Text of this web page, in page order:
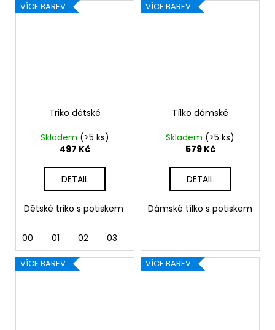
VÍCE BAREV
Triko dětské
Skladem (>5 ks)
497 Kč
DETAIL
Dětské triko s potiskem
00 01 02 03
VÍCE BAREV
Tílko dámské
Skladem (>5 ks)
579 Kč
DETAIL
Dámské tílko s potiskem
VÍCE BAREV VÍCE BAREV